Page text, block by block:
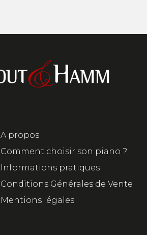
A propos
Comment choisir son piano ?
Informations pratiques
Conditions Générales de Vente
Mentions légales